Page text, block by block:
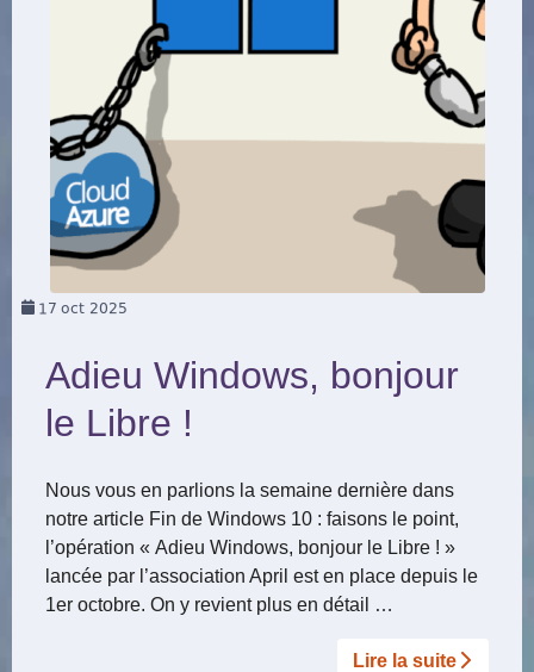
17 oct 2025
Adieu Windows, bonjour
le Libre !
Nous vous en parlions la semaine dernière dans
notre article Fin de Windows 10 : faisons le point,
l’opération « Adieu Windows, bonjour le Libre ! »
lancée par l’association April est en place depuis le
1er octobre. On y revient plus en détail …
Lire la suite­­